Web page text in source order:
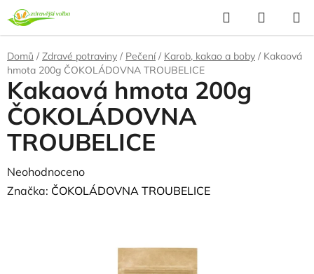
Přejít
na
obsah
Hledat
KOŠÍK
Domů / Zdravé potraviny / Pečení / Karob, kakao a boby / Kakaová
hmota 200g ČOKOLÁDOVNA TROUBELICE
Kakaová hmota 200g
ČOKOLÁDOVNA
TROUBELICE
Průměrné
hodnocení
Neohodnoceno
Značka: ČOKOLÁDOVNA TROUBELICE